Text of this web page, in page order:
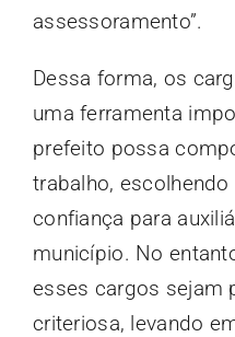
assessoramento”.
Dessa forma, os
uma ferramenta
prefeito possa
trabalho,
confiança para
município. No
esses cargos sejam
criteriosa, levando